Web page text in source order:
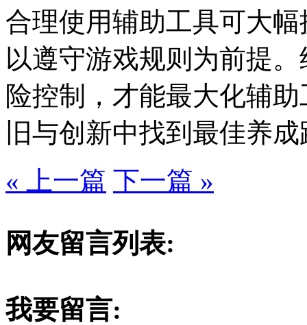
合理使用辅助工具可大
以遵守游戏规则为前提
险控制，才能最大化辅
旧与创新中找到最佳养成
« 上一篇 下一篇 »
网友留言列表:
我要留言: